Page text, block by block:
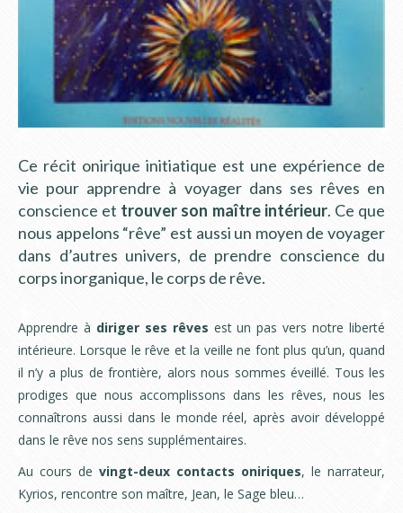
Ce récit onirique initiatique est une expérience de
vie pour apprendre à voyager dans ses rêves en
conscience et trouver son maître intérieur. Ce que
nous appelons “rêve” est aussi un moyen de voyager
dans d’autres univers, de prendre conscience du
corps inorganique, le corps de rêve.
Apprendre à diriger ses rêves est un pas vers notre liberté
intérieure. Lorsque le rêve et la veille ne font plus qu’un, quand
il n’y a plus de frontière, alors nous sommes éveillé. Tous les
prodiges que nous accomplissons dans les rêves, nous les
connaîtrons aussi dans le monde réel, après avoir développé
dans le rêve nos sens supplémentaires.
Au cours de vingt-deux contacts oniriques, le narrateur,
Kyrios, rencontre son maître, Jean, le Sage bleu…